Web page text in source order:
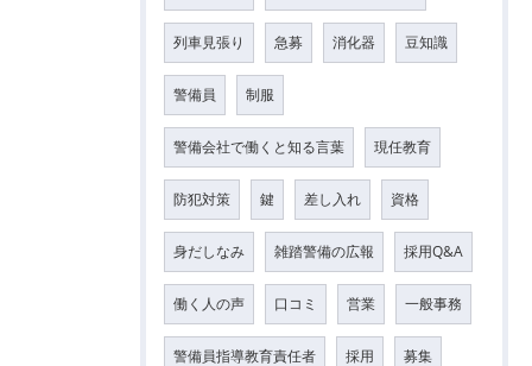
列車見張り 急募 消化器 豆知識
警備員 制服
警備会社で働くと知る言葉 現任教育
防犯対策 鍵 差し入れ 資格
身だしなみ 雑踏警備の広報 採用Q&A
働く人の声 口コミ 営業 一般事務
警備員指導教育責任者 採用 募集